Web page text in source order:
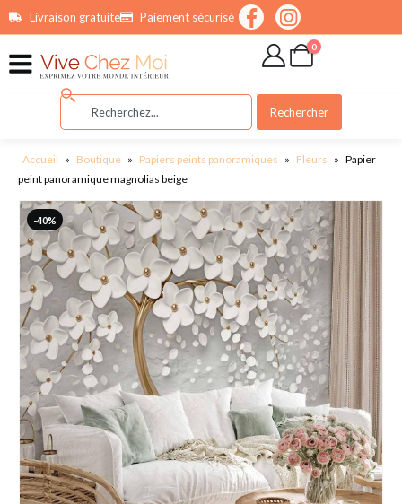
principalLivraison gratuite Paiement sécurisé
0
Rechercher
Accueil » Boutique » Papiers peints panoramiques » Fleurs » Papier
peint panoramique magnolias beige
-40%